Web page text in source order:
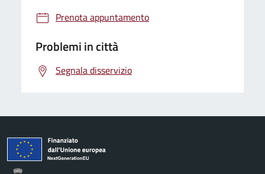
Prenota appuntamento
Problemi in città
Segnala disservizio